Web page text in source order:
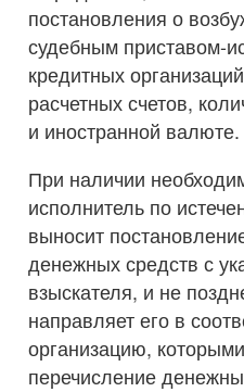
постановления о
судебным приставом-
кредитных
расчетных счетов,
и иностранной валюте.
При наличии
исполнитель по
выносит
денежных средств с
взыскателя, и не
направляет его в
организацию,
перечисление